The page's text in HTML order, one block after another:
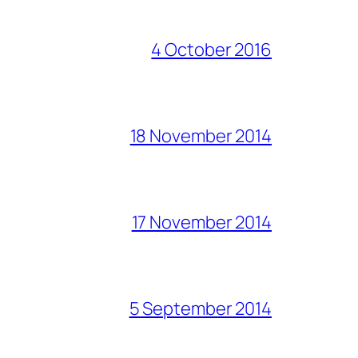
4 October 2016
18 November 2014
17 November 2014
5 September 2014